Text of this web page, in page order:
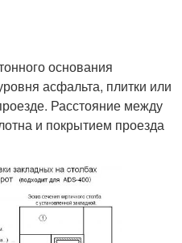
основания
асфальта, плитки или
Расстояние между
и покрытием проезда